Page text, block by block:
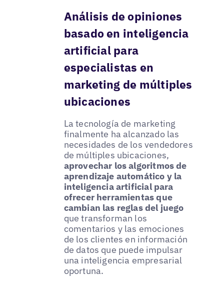
Análisis de opiniones
basado en inteligencia
artificial para
especialistas en
marketing de múltiples
ubicaciones
La tecnología de marketing
finalmente ha alcanzado las
necesidades de los vendedores
de múltiples ubicaciones,
aprovechar los algoritmos de
aprendizaje automático y la
inteligencia artificial para
ofrecer herramientas que
cambian las reglas del juego
que transforman los
comentarios y las emociones
de los clientes en información
de datos que puede impulsar
una inteligencia empresarial
oportuna.